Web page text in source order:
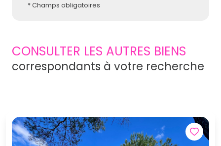
* Champs obligatoires
CONSULTER LES AUTRES BIENS
correspondants à votre recherche